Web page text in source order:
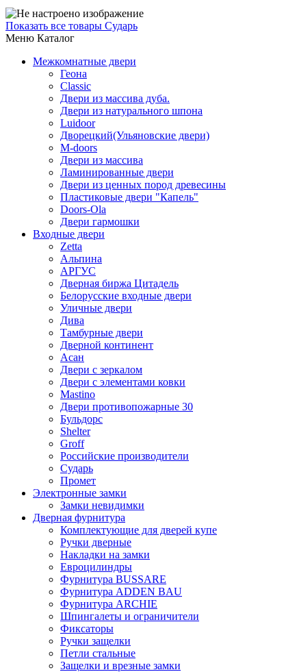
Показать все товары Сударь
Меню Каталог
Межкомнатные двери
Геона
Classic
Двери из массива дуба.
Двери из натурального шпона
Luidoor
Дворецкий(Ульяновские двери)
M-doors
Двери из массива
Ламинированные двери
Двери из ценных пород древесины
Пластиковые двери "Капель"
Doors-Ola
Двери гармошки
Входные двери
Zetta
Альпина
АРГУС
Дверная биржа Цитадель
Белорусские входные двери
Уличные двери
Дива
Тамбурные двери
Дверной континент
Асан
Двери с зеркалом
Двери с элементами ковки
Mastino
Двери противопожарные 30
Бульдорс
Shelter
Groff
Российские производители
Сударь
Промет
Электронные замки
Замки невидимки
Дверная фурнитура
Комплектующие для дверей купе
Ручки дверные
Накладки на замки
Евроцилиндры
Фурнитура BUSSARE
Фурнитура ADDEN BAU
Фурнитура ARCHIE
Шпингалеты и ограничители
Фиксаторы
Ручки защелки
Петли стальные
Защелки и врезные замки